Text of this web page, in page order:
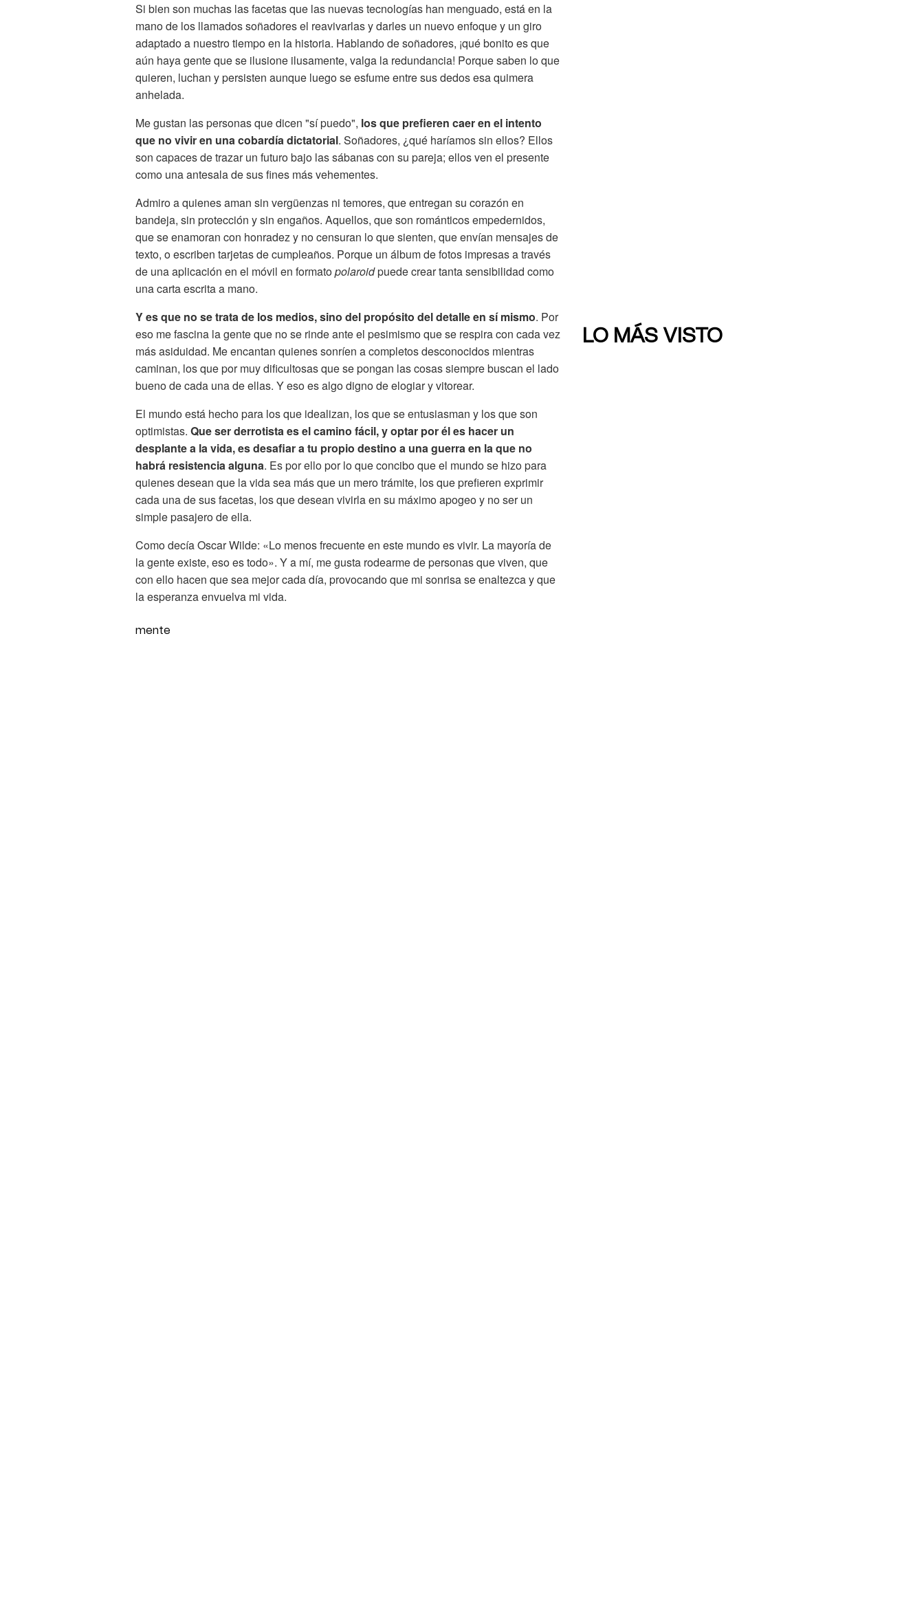
Si bien son muchas las facetas que las nuevas tecnologías han menguado, está en la
mano de los llamados soñadores el reavivarlas y darles un nuevo enfoque y un giro
adaptado a nuestro tiempo en la historia. Hablando de soñadores, ¡qué bonito es que
aún haya gente que se ilusione ilusamente, valga la redundancia! Porque saben lo que
quieren, luchan y persisten aunque luego se esfume entre sus dedos esa quimera
anhelada.
Me gustan las personas que dicen "sí puedo", los que prefieren caer en el intento
que no vivir en una cobardía dictatorial. Soñadores, ¿qué haríamos sin ellos? Ellos
son capaces de trazar un futuro bajo las sábanas con su pareja; ellos ven el presente
como una antesala de sus fines más vehementes.
Admiro a quienes aman sin vergüenzas ni temores, que entregan su corazón en
bandeja, sin protección y sin engaños. Aquellos, que son románticos empedernidos,
que se enamoran con honradez y no censuran lo que sienten, que envían mensajes de
texto, o escriben tarjetas de cumpleaños. Porque un álbum de fotos impresas a través
de una aplicación en el móvil en formatopolaroidpuede crear tanta sensibilidad como
una carta escrita a mano.
Y es que no se trata de los medios, sino del propósito del detalle en sí mismo. Por
eso me fascina la gente que no se rinde ante el pesimismo que se respira con cada vez
más asiduidad. Me encantan quienes sonríen a completos desconocidos mientras
caminan, los que por muy dificultosas que se pongan las cosas siempre buscan el lado
bueno de cada una de ellas. Y eso es algo digno de elogiar y vitorear.
El mundo está hecho para los que idealizan, los que se entusiasman y los que son
optimistas. Que ser derrotista es el camino fácil, y optar por él es hacer un
desplante a la vida, es desafiar a tu propio destino a una guerra en la que no
habrá resistencia alguna. Es por ello por lo que concibo que el mundo se hizo para
quienes desean que la vida sea más que un mero trámite, los que prefieren exprimir
cada una de sus facetas, los que desean vivirla en su máximo apogeo y no ser un
simple pasajero de ella.
Como decía Oscar Wilde: «Lo menos frecuente en este mundo es vivir. La mayoría de
la gente existe, eso es todo». Y a mí, me gusta rodearme de personas que viven, que
con ello hacen que sea mejor cada día, provocando que mi sonrisa se enaltezca y que
la esperanza envuelva mi vida.
mente
LO MÁS VISTO